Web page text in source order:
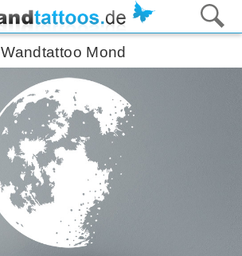
Wandtattoo Mond